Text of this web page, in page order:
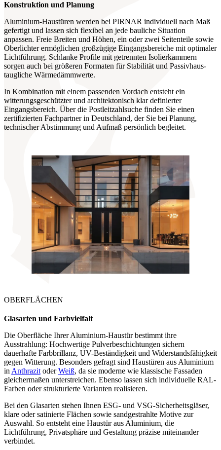
Konstruktion und Planung
Aluminium-Haustüren werden bei PIRNAR individuell nach Maß
gefertigt und lassen sich flexibel an jede bauliche Situation
anpassen. Freie Breiten und Höhen, ein oder zwei Seitenteile sowie
Oberlichter ermöglichen großzügige Eingangsbereiche mit optimaler
Lichtführung. Schlanke Profile mit getrennten Isolierkammern
sorgen auch bei größeren Formaten für Stabilität und Passivhaus-
taugliche Wärmedämmwerte.
In Kombination mit einem passenden Vordach entsteht ein
witterungsgeschützter und architektonisch klar definierter
Eingangsbereich. Über die Postleitzahlsuche finden Sie einen
zertifizierten Fachpartner in Deutschland, der Sie bei Planung,
technischer Abstimmung und Aufmaß persönlich begleitet.
OBERFLÄCHEN
Glasarten und Farbvielfalt
Die Oberfläche Ihrer Aluminium-Haustür bestimmt ihre
Ausstrahlung: Hochwertige Pulverbeschichtungen sichern
dauerhafte Farbbrillanz, UV-Beständigkeit und Widerstandsfähigkeit
gegen Witterung. Besonders gefragt sind Haustüren aus Aluminium
inAnthrazitoderWeiß, da sie moderne wie klassische Fassaden
gleichermaßen unterstreichen. Ebenso lassen sich individuelle RAL-
Farben oder strukturierte Varianten realisieren.
Bei den Glasarten stehen Ihnen ESG- und VSG-Sicherheitsgläser,
klare oder satinierte Flächen sowie sandgestrahlte Motive zur
Auswahl. So entsteht eine Haustür aus Aluminium, die
Lichtführung, Privatsphäre und Gestaltung präzise miteinander
verbindet.